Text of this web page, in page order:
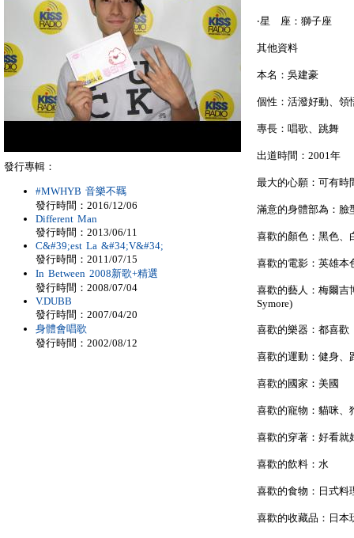
‧星 座：獅子座
其他資料
本名：吳建豪
個性：活潑好動、領
專長：唱歌、跳舞
出道時間：2001年
最大的心願：可有時
滿意的身體部為：臉
喜歡的顏色：黑色、
喜歡的電影：英雄本
喜歡的藝人：梅爾吉
Symore)
喜歡的樂器：都喜歡
喜歡的運動：健身、
喜歡的國家：美國
喜歡的寵物：貓咪、
喜歡的穿著：好看就
喜歡的飲料：水
喜歡的食物：日式料
喜歡的收藏品：日本
發行專輯：
#MWHYB 音樂不羈
發行時間：2016/12/06
Different Man
發行時間：2013/06/11
C&#39;est La &#34;V&#34;
發行時間：2011/07/15
In Between 2008新歌+精選
發行時間：2008/07/04
V.DUBB
發行時間：2007/04/20
身體會唱歌
發行時間：2002/08/12